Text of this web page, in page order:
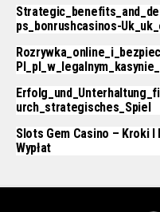
Ps_bonrushcasinos-
Urch_strategisches_Spiel
Slots Gem Casino – Kroki
Wypłat